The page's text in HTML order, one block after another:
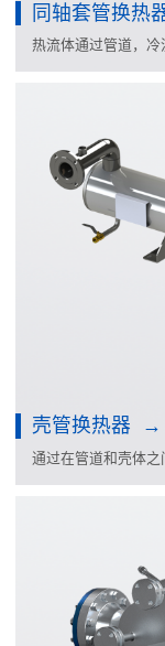
同轴套管换热
热流体通过管道，冷
壳管换热器
通过在管道和壳体